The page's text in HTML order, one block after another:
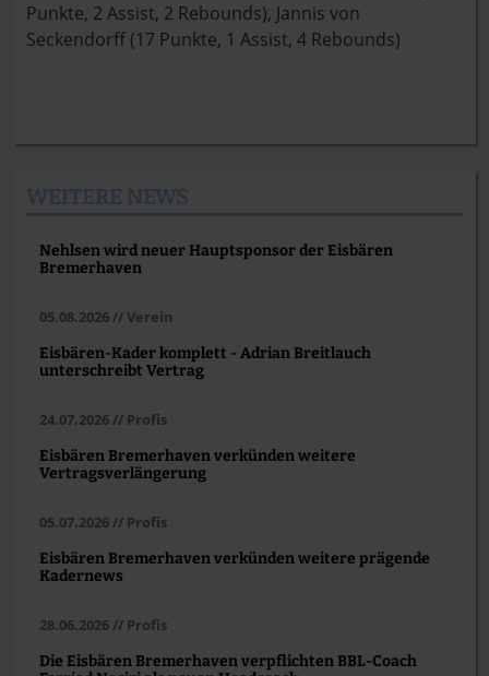
Punkte, 2 Assist, 2 Rebounds), Jannis von
Seckendorff (17 Punkte, 1 Assist, 4 Rebounds)
Nehlsen wird neuer Hauptsponsor der Eisbären
Bremerhaven
05.08.2026 // Verein
Eisbären-Kader komplett - Adrian Breitlauch
unterschreibt Vertrag
24.07.2026 // Profis
Eisbären Bremerhaven verkünden weitere
Vertragsverlängerung
05.07.2026 // Profis
Eisbären Bremerhaven verkünden weitere prägende
Kadernews
28.06.2026 // Profis
Die Eisbären Bremerhaven verpflichten BBL-Coach